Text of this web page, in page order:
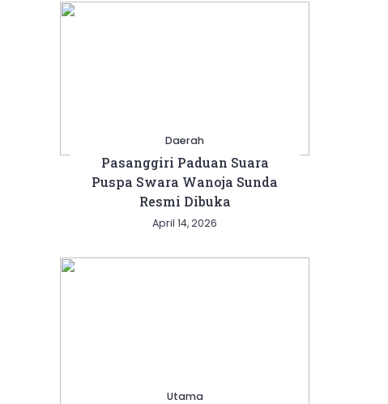
Daerah
Pasanggiri Paduan Suara
Puspa Swara Wanoja Sunda
Resmi Dibuka
April 14, 2026
Utama